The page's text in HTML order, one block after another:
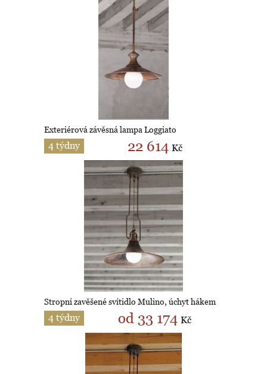
Exteriérová závěsná lampa Loggiato
4 týdny 22 614 Kč
Stropní zavěšené svítidlo Mulino, úchyt hákem
4 týdny od 33 174 Kč